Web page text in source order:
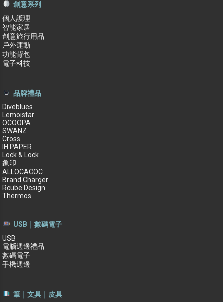
創意系列
個人護理
智能家居
創意旅行用品
戶外運動
功能背包
電子科技
品牌禮品
Diveblues
Lemoistar
OCOOPA
SWANZ
Cross
IH PAPER
Lock & Lock
象印
ALLOCACOC
Brand Charger
Rcube Design
Thermos
USB｜數碼電子
USB
電腦週邊禮品
數碼電子
手機週邊
筆｜文具｜皮具